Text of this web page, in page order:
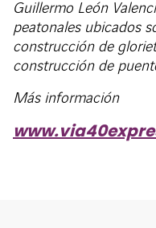
Guillermo León
peatonales ubicados
construcción de
construcción de
Más información